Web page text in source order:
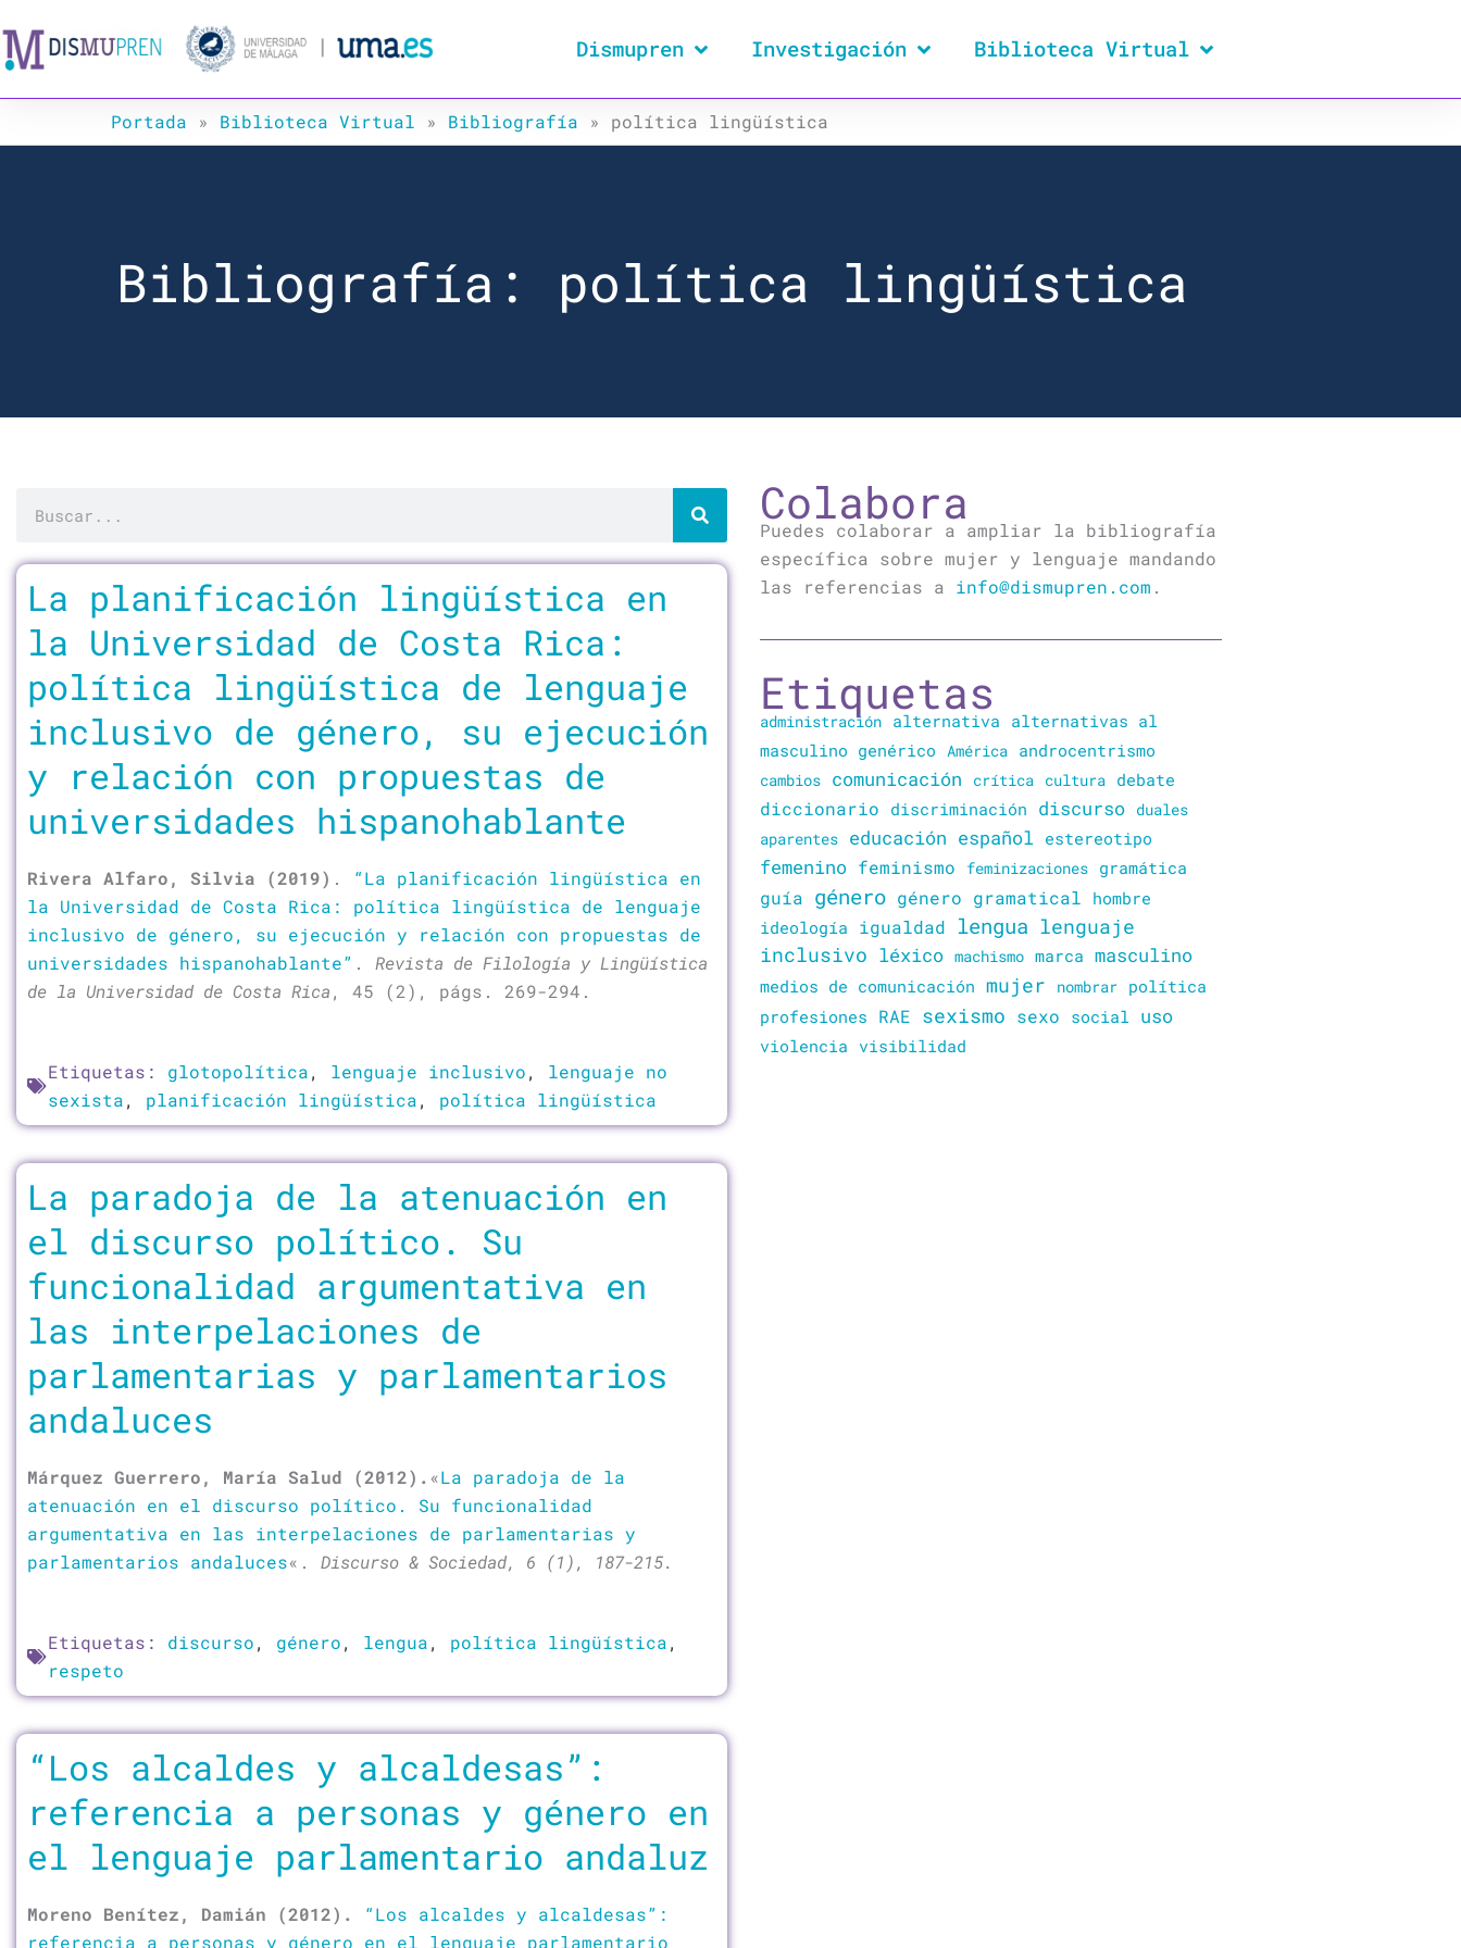
al
contenido
Dismupren Investigación Biblioteca Virtual
Portada » Biblioteca Virtual » Bibliografía » política lingüística
Bibliografía: política lingüística
La planificación lingüística en
la Universidad de Costa Rica:
política lingüística de lenguaje
inclusivo de género, su ejecución
y relación con propuestas de
universidades hispanohablante
Rivera Alfaro, Silvia (2019) . “La planificación lingüística en
la Universidad de Costa Rica: política lingüística de lenguaje
inclusivo de género, su ejecución y relación con propuestas de
universidades hispanohablante” . Revista de Filología y Lingüística
de la Universidad de Costa Rica, 45 (2), págs. 269-294.
Etiquetas: glotopolítica, lenguaje inclusivo, lenguaje no
sexista, planificación lingüística, política lingüística
La paradoja de la atenuación en
el discurso político. Su
funcionalidad argumentativa en
las interpelaciones de
parlamentarias y parlamentarios
andaluces
Márquez Guerrero, María Salud (2012). «La paradoja de la
atenuación en el discurso político. Su funcionalidad
argumentativa en las interpelaciones de parlamentarias y
parlamentarios andaluces«. Discurso & Sociedad, 6 (1), 187-215.
Etiquetas: discurso, género, lengua, política lingüística,
respeto
“Los alcaldes y alcaldesas”:
referencia a personas y género en
el lenguaje parlamentario andaluz
Moreno Benítez, Damián (2012).
“Los alcaldes y alcaldesas”:
referencia a personas y género en el lenguaje parlamentario
Colabora
Puedes colaborar a ampliar la bibliografía
específica sobre mujer y lenguaje mandando
las referencias a info@dismupren.com .
Etiquetas
administración alternativa alternativas al
masculino genérico América androcentrismo
cambios comunicación crítica cultura debate
diccionario discriminación discurso duales
aparentes educación español estereotipo
femenino feminismo feminizaciones gramática
guía género género gramatical hombre
ideología igualdad lengua lenguaje
inclusivo léxico machismo marca masculino
medios de comunicación mujer nombrar política
profesiones RAE sexismo sexo social uso
violencia visibilidad